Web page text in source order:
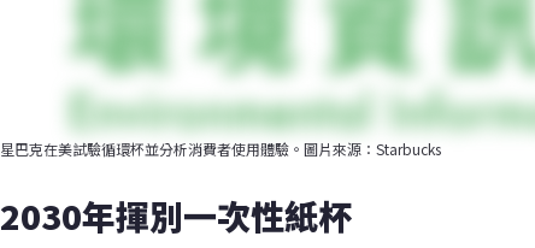
星巴克在美試驗循環杯並分析消費者使用體驗。圖片來源：Starbucks
2030年揮別一次性紙杯